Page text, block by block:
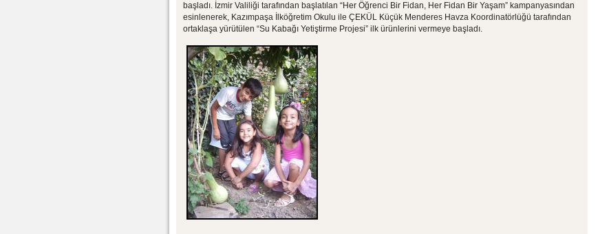
başladı. İzmir Valiliği tarafından başlatılan “Her Öğrenci Bir Fidan, Her Fidan Bir Yaşam” kampanyasından
esinlenerek, Kazımpaşa İlköğretim Okulu ile ÇEKÜL Küçük Menderes Havza Koordinatörlüğü tarafından
ortaklaşa yürütülen “Su Kabağı Yetiştirme Projesi” ilk ürünlerini vermeye başladı.